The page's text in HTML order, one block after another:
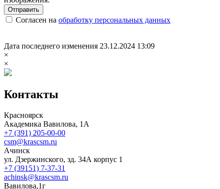
Отправить
Согласен на обработку персональных данных
Дата последнего изменения 23.12.2024 13:09
×
×
Контакты
Красноярск
Академика Вавилова, 1А
+7 (391) 205-00-00
csm@krascsm.ru
Ачинск
ул. Дзержинского, зд. 34А корпус 1
+7 (39151) 7-37-31
achinsk@krascsm.ru
Вавилова,1г